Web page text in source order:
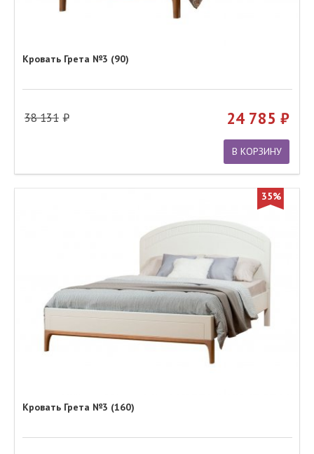
Кровать Грета №3 (90)
38 131 24 785
В КОРЗИНУ
35%
Кровать Грета №3 (160)